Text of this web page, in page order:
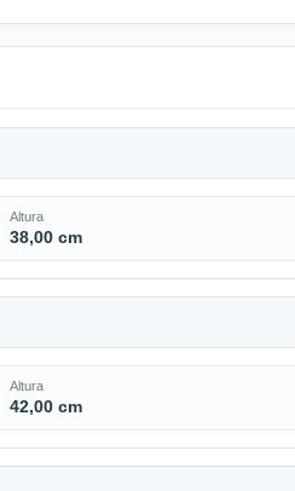
Altura
38,00 cm
Altura
42,00 cm